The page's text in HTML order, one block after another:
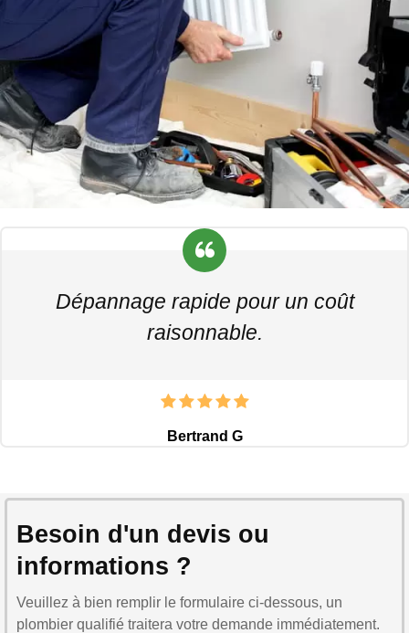
Dépannage rapide pour un coût
raisonnable.
Bertrand G
Besoin d'un devis ou
informations ?
Veuillez à bien remplir le formulaire ci-dessous, un
plombier qualifié traitera votre demande immédiatement.